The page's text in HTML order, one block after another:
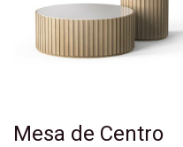
Mesa de Centro